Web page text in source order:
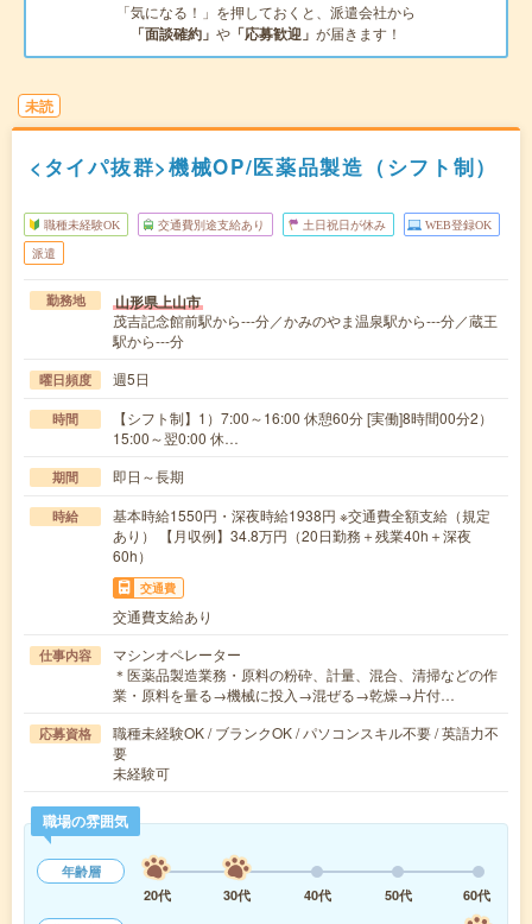
「気になる！」を押しておくと、派遣会社から
「面談確約」 や 「応募歓迎」 が届きます！
未読
<タイパ抜群>機械OP/医薬品製造（シフト制）
職種未経験OK 交通費別途支給あり 土日祝日が休み WEB登録OK
派遣
勤務地 山形県上山市
茂吉記念館前駅から---分／かみのやま温泉駅から---分／蔵王
駅から---分
曜日頻度 週5日
時間
【シフト制】1）7:00～16:00 休憩60分 [実働]8時間00分2）
15:00～翌0:00 休…
期間 即日～長期
時給
基本時給1550円・深夜時給1938円 ※交通費全額支給（規定
あり） 【月収例】34.8万円（20日勤務＋残業40h＋深夜
60h）
交通費
交通費支給あり
仕事内容
マシンオペレーター
＊医薬品製造業務・原料の粉砕、計量、混合、清掃などの作
業・原料を量る→機械に投入→混ぜる→乾燥→片付…
応募資格
職種未経験OK / ブランクOK / パソコンスキル不要 / 英語力不
要
未経験可
職場の雰囲気
年齢層
20代
30代 40代 50代
60代